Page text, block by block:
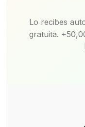
Lo recibes
gratuita.